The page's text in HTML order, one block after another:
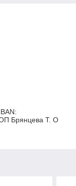
Брянцева Т. О